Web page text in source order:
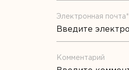
Электронная почта*
Комментарий